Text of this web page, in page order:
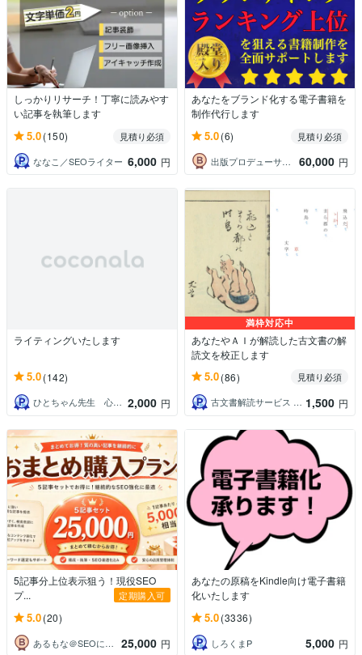
しっかりリサーチ！丁寧に読みやす
い記事を執筆します
5.0(150)
見積り必須
ななこ／SEOライター 6,000 円
あなたをブランド化する電子書籍を
制作代行します
5.0(6)
見積り必須
出版プロデューサーＹ
60,000 円
ライティングいたします
5.0(142)
ひとちゃん先生 心と身体のサポーター 2,000 円
満枠対応中
あなたやＡＩが解読した古文書の解
読文を校正します
5.0(86)
見積り必須
古文書解読サービス 羊雲庵 1,500 円
5記事分上位表示狙う！現役SEO
プ...
定期購入可
5.0(20)
あるもな＠SEOに強い記事執筆代行します 25,000 円
あなたの原稿をKindle向け電子書籍
化いたします
5.0(3336)
しろくまP 5,000 円